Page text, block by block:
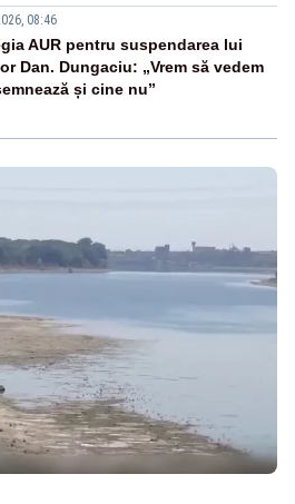
08:46
AUR pentru suspendarea lui
Dan. Dungaciu: „Vrem să vedem
și cine nu”